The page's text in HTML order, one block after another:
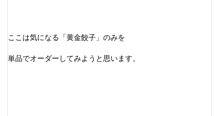
ここは気になる「黄金餃子」のみを
単品でオーダーしてみようと思います。